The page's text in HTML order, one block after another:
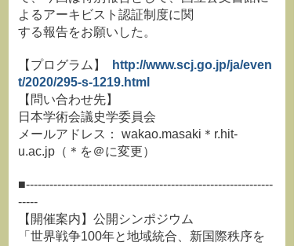
よるアーキビスト認証制度に関
する報告をお願いした。
【プログラム】
http://www.scj.go.jp/ja/even
t/2020/295-s-1219.html
【問い合わせ先】
日本学術会議史学委員会
メールアドレス： wakao.masaki＊r.hit-
u.ac.jp（＊を＠に変更）
■---------------------------------------------------------------
-----
【開催案内】公開シンポジウム
「世界戦争100年と地域統合、新国際秩序を